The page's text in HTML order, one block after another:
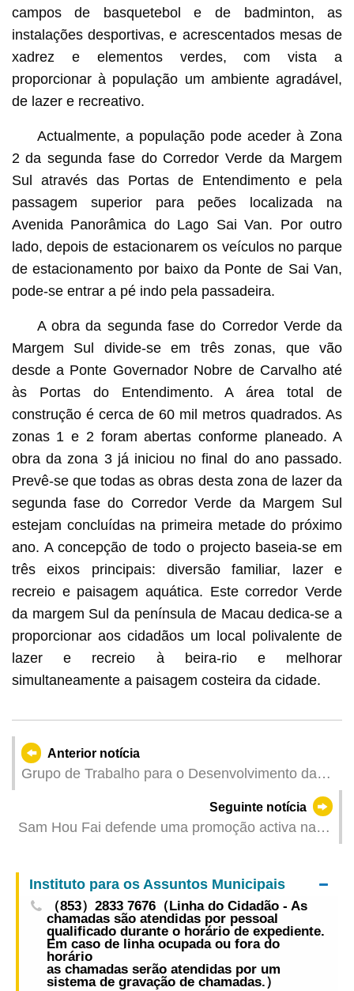
campos de basquetebol e de badminton, as
instalações desportivas, e acrescentados mesas de
xadrez e elementos verdes, com vista a
proporcionar à população um ambiente agradável,
de lazer e recreativo.
Actualmente, a população pode aceder à Zona
2 da segunda fase do Corredor Verde da Margem
Sul através das Portas de Entendimento e pela
passagem superior para peões localizada na
Avenida Panorâmica do Lago Sai Van. Por outro
lado, depois de estacionarem os veículos no parque
de estacionamento por baixo da Ponte de Sai Van,
pode-se entrar a pé indo pela passadeira.
A obra da segunda fase do Corredor Verde da
Margem Sul divide-se em três zonas, que vão
desde a Ponte Governador Nobre de Carvalho até
às Portas do Entendimento. A área total de
construção é cerca de 60 mil metros quadrados. As
zonas 1 e 2 foram abertas conforme planeado. A
obra da zona 3 já iniciou no final do ano passado.
Prevê-se que todas as obras desta zona de lazer da
segunda fase do Corredor Verde da Margem Sul
estejam concluídas na primeira metade do próximo
ano. A concepção de todo o projecto baseia-se em
três eixos principais: diversão familiar, lazer e
recreio e paisagem aquática. Este corredor Verde
da margem Sul da península de Macau dedica-se a
proporcionar aos cidadãos um local polivalente de
lazer e recreio à beira-rio e melhorar
simultaneamente a paisagem costeira da cidade.
Anterior notícia
Grupo de Trabalho para o Desenvolvimento da
Seguinte notícia
Sam Hou Fai defende uma promoção activa na
Instituto para os Assuntos Municipais
（853）2833 7676（Linha do Cidadão - As
chamadas são atendidas por pessoal
qualificado durante o horário de expediente.
Em caso de linha ocupada ou fora do
horário
as chamadas serão atendidas por um
sistema de gravação de chamadas.）